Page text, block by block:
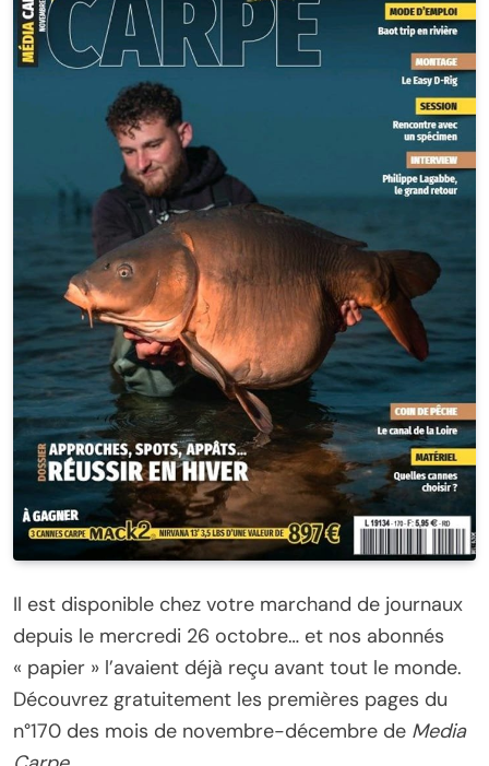
Il est disponible chez votre marchand de journaux
depuis le mercredi 26 octobre… et nos abonnés
« papier » l’avaient déjà reçu avant tout le monde.
Découvrez gratuitement les premières pages du
n°170 des mois de novembre-décembre de Media